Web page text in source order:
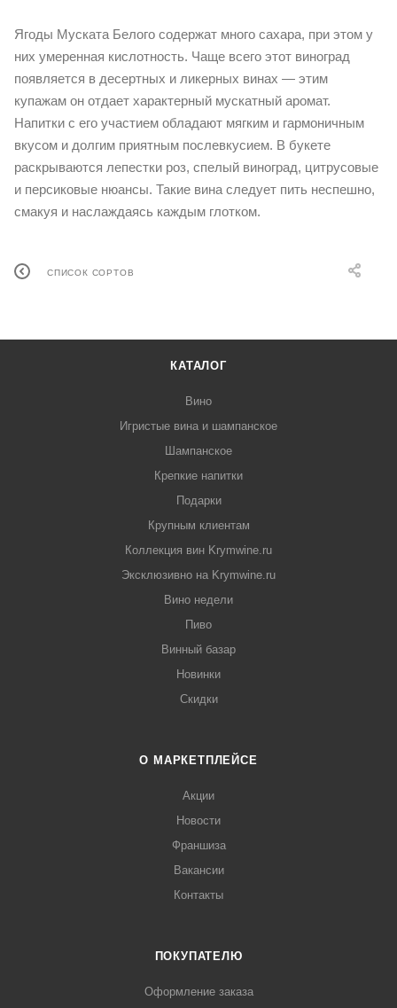
Ягоды Муската Белого содержат много сахара, при этом у
них умеренная кислотность. Чаще всего этот виноград
появляется в десертных и ликерных винах — этим
купажам он отдает характерный мускатный аромат.
Напитки с его участием обладают мягким и гармоничным
вкусом и долгим приятным послевкусием. В букете
раскрываются лепестки роз, спелый виноград, цитрусовые
и персиковые нюансы. Такие вина следует пить неспешно,
смакуя и наслаждаясь каждым глотком.
СПИСОК СОРТОВ
КАТАЛОГ
Вино
Игристые вина и шампанское
Шампанское
Крепкие напитки
Подарки
Крупным клиентам
Коллекция вин Krymwine.ru
Эксклюзивно на Krymwine.ru
Вино недели
Пиво
Винный базар
Новинки
Скидки
О МАРКЕТПЛЕЙСЕ
Акции
Новости
Франшиза
Вакансии
Контакты
ПОКУПАТЕЛЮ
Оформление заказа